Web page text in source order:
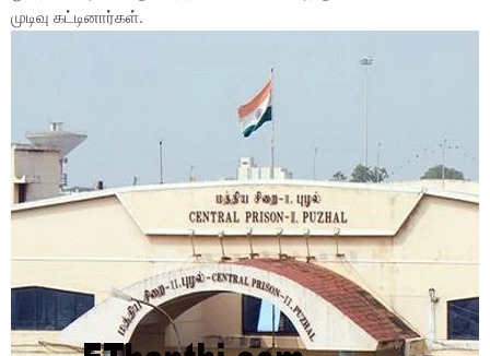
முடிவு கட்டினார்கள்.